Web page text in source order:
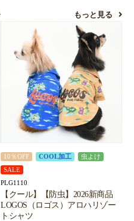
もっと見る
10％OFF COOL加工
虫よけ
SALE
PLG1110
【クール】【防虫】2026新商品
LOGOS（ロゴス）アロハリゾー
トシャツ